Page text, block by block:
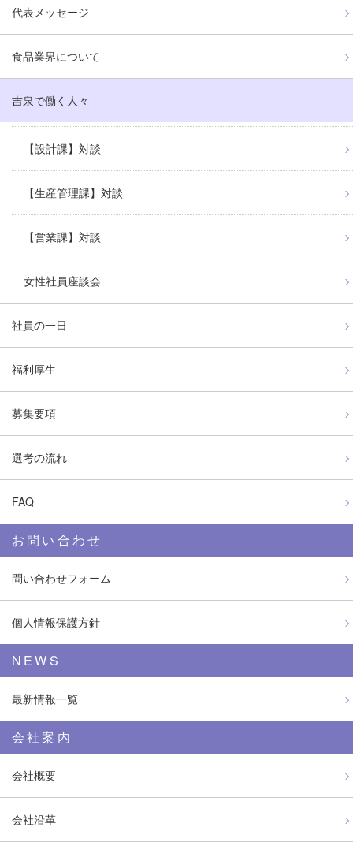
代表メッセージ
食品業界について
吉泉で働く人々
【設計課】対談
【生産管理課】対談
【営業課】対談
女性社員座談会
社員の一日
福利厚生
募集要項
選考の流れ
FAQ
お問い合わせ
問い合わせフォーム
個人情報保護方針
NEWS
最新情報一覧
会社案内
会社概要
会社沿革